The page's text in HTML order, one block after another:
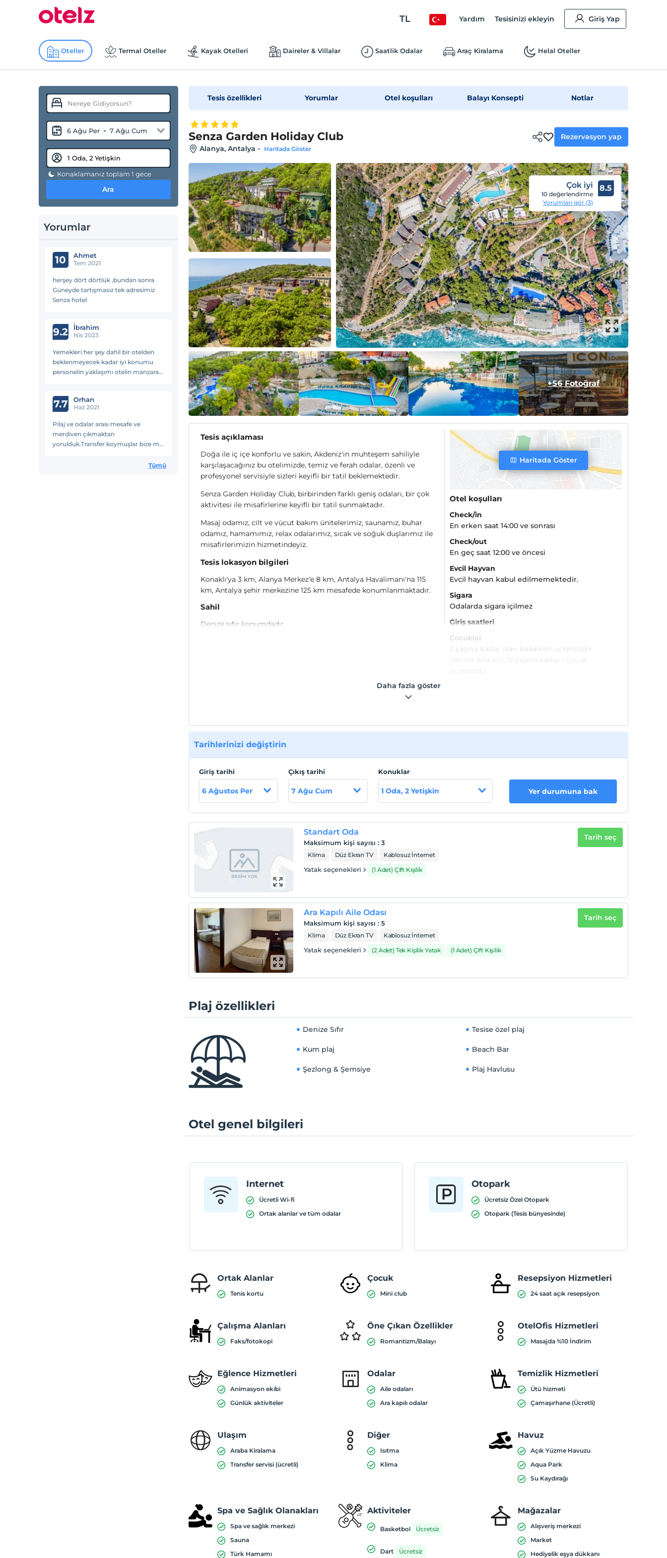
TL Yardım Tesisinizi ekleyin Giriş Yap
Oteller Termal Oteller Kayak Otelleri Daireler & Villalar Saatlik Odalar Araç Kiralama Helal Oteller
6 Ağu Per - 7 Ağu Cum
Konaklamanız toplam 1 gece
Ara
Yorumlar
10 Ahmet
Tem 2021
herşey dört dörtlük ,bundan sonra
Güneyde tartışmasız tek adresimiz
Senza hotel
9.2 İ̇brahim
Nis 2023
Yemekleri her şey dahil bir otelden
beklenmeyecek kadar iyi konumu
personelin yaklaşımı otelin manzarası
7.7 Orhan
Haz 2021
Pilaj ve odalar arası mesafe ve
merdiven çıkmaktan
yorulduk.Transfer koymuşlar bize mi
arızalandı.Yetkililer bu konuda birTümü
Tesis özellikleri Yorumlar Otel koşulları Balayı Konsepti Notlar
Senza Garden Holiday Club
Alanya, Antalya - Haritada Göster
Rezervasyon yap
Çok iyi
10 değerlendirme
Yorumları gör (3)
8.5
+56 Fotoğraf
Tesis açıklaması
Doğa ile iç içe konforlu ve sakin, Akdeniz'in muhteşem sahiliyle
karşılaşacağınız bu otelimizde, temiz ve ferah odalar, özenli ve
profesyonel servisiyle sizleri keyifli bir tatil beklemektedir.
Senza Garden Holiday Club, birbirinden farklı geniş odaları, bir çok
aktivitesi ile misafirlerine keyifli bir tatil sunmaktadır.
Masaj odamız, cilt ve vücut bakım ünitelerimiz, saunamız, buhar
odamız, hamamımız, relax odalarımız, sıcak ve soğuk duşlarımız ile
misafirlerimizin hizmetindeyiz.
Tesis lokasyon bilgileri
Konaklı'ya 3 km, Alanya Merkez'e 8 km, Antalya Havalimanı'na 115
km, Antalya şehir merkezine 125 km mesafede konumlanmaktadır.
Sahil
Denize sıfır konumdadır.
Haritada Göster
Otel koşulları
Check/in
En erken saat 14:00 ve sonrası
Check/out
En geç saat 12:00 ve öncesi
Evcil Hayvan
Evcil hayvan kabul edilmemektedir.
Sigara
Odalarda sigara içilmez
Giriş saatleri
Çocuklar
2 yaşına kadar olan bebekler ücretsizdir.
Daha fazla göster
Tarihlerinizi değiştirin
Giriş tarihi
6 Ağustos Per
Çıkış tarihi
7 Ağu Cum
Konuklar
1 Oda, 2 Yetişkin Yer durumuna bak
Standart Oda
Maksimum kişi sayısı :3
Klima Düz Ekran TV Kablosuz İnternet
Yatak seçenekleri (1 Adet) Çift Kişilik
Tarih seç
Ara Kapılı Aile Odası
Maksimum kişi sayısı :5
Klima Düz Ekran TV Kablosuz İnternet
Yatak seçenekleri (2 Adet) Tek Kişilik Yatak (1 Adet) Çift Kişilik
Tarih seç
Plaj özellikleri
Denize Sıfır Tesise özel plaj
Kum plaj Beach Bar
Şezlong & Şemsiye Plaj Havlusu
Otel genel bilgileri
Internet
Ücretli Wi-fi
Ortak alanlar ve tüm odalar
Otopark
Ücretsiz Özel Otopark
Otopark (Tesis bünyesinde)
Ortak Alanlar
Tenis kortu
Çocuk
Mini club
Resepsiyon Hizmetleri
24 saat açık resepsiyon
Çalışma Alanları
Faks/fotokopi
Öne Çıkan Özellikler
Romantizm/Balayı
OtelOfis Hizmetleri
Masajda %10 İndirim
Eğlence Hizmetleri
Animasyon ekibi
Günlük aktiviteler
Odalar
Aile odaları
Ara kapılı odalar
Temizlik Hizmetleri
Ütü hizmeti
Çamaşırhane (Ücretli)
Ulaşım
Araba Kiralama
Transfer servisi (ücretli)
Diğer
Isıtma
Klima
Havuz
Açık Yüzme Havuzu
Aqua Park
Su Kaydırağı
Spa ve Sağlık Olanakları
Spa ve sağlık merkezi
Sauna
Türk Hamamı
Aktiviteler
Basketbol Ücretsiz
Dart Ücretsiz
Mağazalar
Alışveriş merkezi
Market
Hediyelik eşya dükkanı